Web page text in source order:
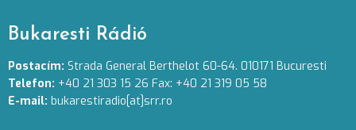
Bukaresti Rádió
Postacím: Strada General Berthelot 60-64. 010171 Bucuresti
Telefon: +40 21 303 15 26 Fax: +40 21 319 05 58
E-mail: bukarestiradio[at]srr.ro